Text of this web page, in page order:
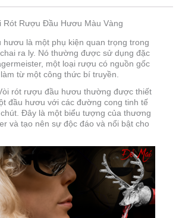
Rót Rượu Đầu Hươu Màu Vàng
hươu là một phụ kiện quan trọng trong
ra ly. Nó thường được sử dụng đặc
một loại rượu có nguồn gốc
từ một công thức bí truyền.
rót rượu đầu hươu thường được thiết
đầu hươu với các đường cong tinh tế
Đây là một biểu tượng của thương
và tạo nên sự độc đáo và nổi bật cho